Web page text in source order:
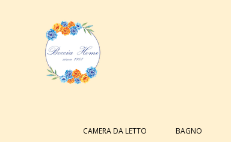
contenuto
CAMERA DA LETTO BAGNO